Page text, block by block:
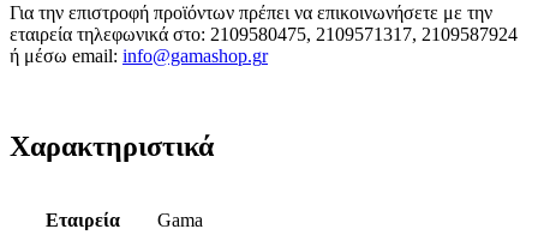
Για την επιστροφή προϊόντων πρέπει να επικοινωνήσετε με την
εταιρεία τηλεφωνικά στο: 2109580475, 2109571317, 2109587924
ή μέσω email: info@gamashop.gr
Χαρακτηριστικά
Εταιρεία Gama